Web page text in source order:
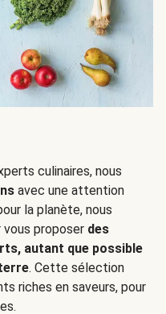
culinaires, nous
avec une attention
la planète, nous
proposer des
autant que possible
. Cette sélection
riches en saveurs, pour